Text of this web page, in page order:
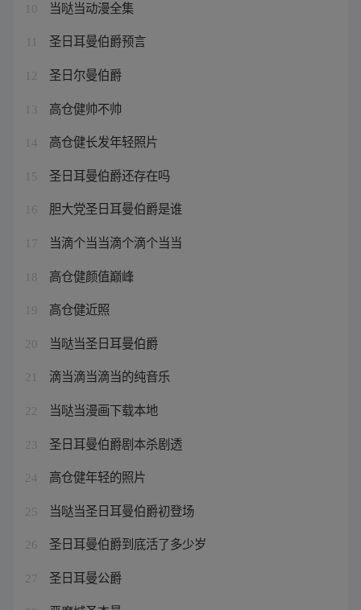
10 当哒当动漫全集
圣日耳曼伯爵预言
12 圣日尔曼伯爵
13 高仓健帅不帅
14 高仓健长发年轻照片
15 圣日耳曼伯爵还存在吗
16 胆大党圣日耳曼伯爵是谁
17 当滴个当当滴个滴个当当
18 高仓健颜值巅峰
19 高仓健近照
20 当哒当圣日耳曼伯爵
21 滴当滴当滴当的纯音乐
22 当哒当漫画下载本地
23 圣日耳曼伯爵剧本杀剧透
24 高仓健年轻的照片
25 当哒当圣日耳曼伯爵初登场
26 圣日耳曼伯爵到底活了多少岁
27 圣日耳曼公爵